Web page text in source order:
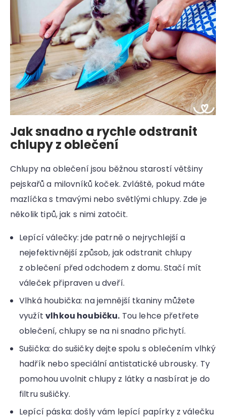
Jak snadno a rychle odstranit
chlupy z oblečení
Chlupy na oblečení jsou běžnou starostí většiny
pejskařů a milovníků koček. Zvláště, pokud máte
mazlíčka s tmavými nebo světlými chlupy. Zde je
několik tipů, jak s nimi zatočit.
Lepící válečky: jde patrně o nejrychlejší a
nejefektivnější způsob, jak odstranit chlupy
z oblečení před odchodem z domu. Stačí mít
váleček připraven u dveří.
Vlhká houbička: na jemnější tkaniny můžete
využítvlhkou houbičku. Tou lehce přetřete
oblečení, chlupy se na ni snadno přichytí.
Sušička: do sušičky dejte spolu s oblečením vlhký
hadřík nebo speciální antistatické ubrousky. Ty
pomohou uvolnit chlupy z látky a nasbírat je do
filtru sušičky.
Lepící páska: došly vám lepící papírky z válečku